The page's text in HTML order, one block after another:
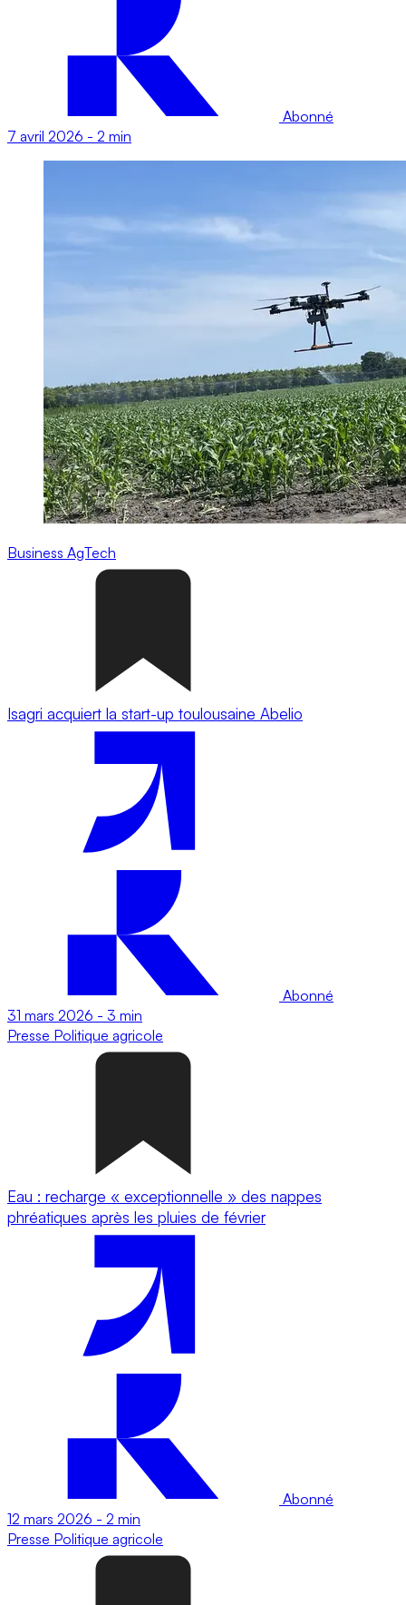
Abonné
7 avril 2026 - 2 min
Business AgTech
Isagri acquiert la start-up toulousaine Abelio
Abonné
31 mars 2026 - 3 min
Presse Politique agricole
Eau : recharge « exceptionnelle » des nappes
phréatiques après les pluies de février
Abonné
12 mars 2026 - 2 min
Presse Politique agricole